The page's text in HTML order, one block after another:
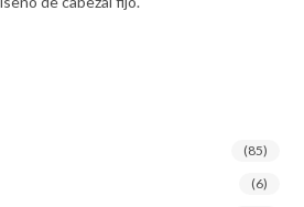
(85)
(6)